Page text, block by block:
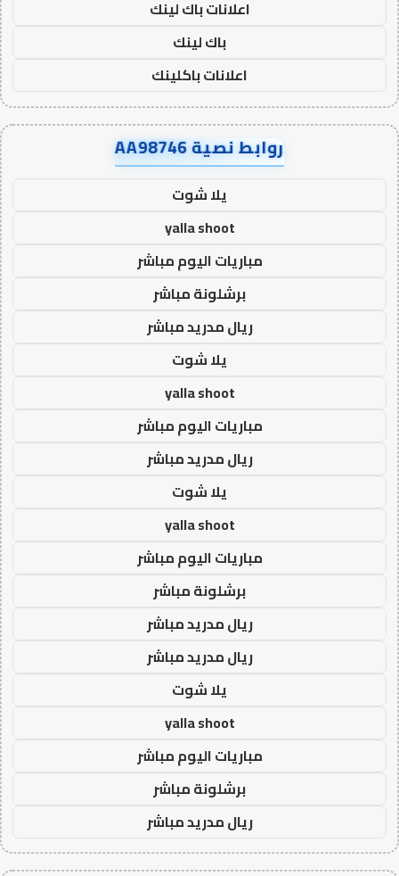
اعلانات باك لينك
باك لينك
اعلانات باكلينك
روابط نصية AA98746
يلا شوت
yalla shoot
مباريات اليوم مباشر
برشلونة مباشر
ريال مدريد مباشر
يلا شوت
yalla shoot
مباريات اليوم مباشر
ريال مدريد مباشر
يلا شوت
yalla shoot
مباريات اليوم مباشر
برشلونة مباشر
ريال مدريد مباشر
ريال مدريد مباشر
يلا شوت
yalla shoot
مباريات اليوم مباشر
برشلونة مباشر
ريال مدريد مباشر